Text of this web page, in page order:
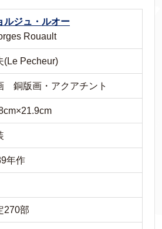
ルジュ・ルオー
Rouault
(Le Pecheur)
銅版画・アクアチント
年作
270部